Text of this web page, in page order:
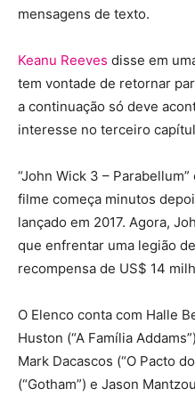
mensagens de texto.
Keanu Reeves disse em
tem vontade de retornar
a continuação só deve
interesse no terceiro
“John Wick 3 –
filme começa minutos
lançado em 2017. Agora,
que enfrentar uma legião
recompensa de US$ 14
O Elenco conta com Halle
Huston (“A Família
Mark Dacascos (“O Pacto
(“Gotham”) e Jason